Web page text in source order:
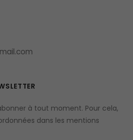
à tout moment. Pour cela,
dans les mentions